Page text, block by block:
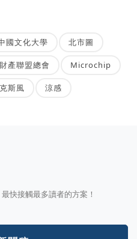
國文化大學 北市圖
產聯盟總會 Microchip
斯風 涼感
快接觸最多讀者的方案！